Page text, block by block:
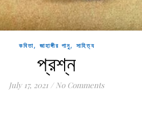
কবিতা, জাহাঙ্গীর পানু, সাহিত্য
প্রশ্ন
July 17, 2021 / No Comments